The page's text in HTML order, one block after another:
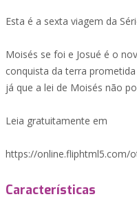
Esta é a sexta viagem da
Moisés se foi e Josué é o
conquista da terra
já que a lei de Moisés não
Leia gratuitamente em
https://online.fliphtml5.com/
Características